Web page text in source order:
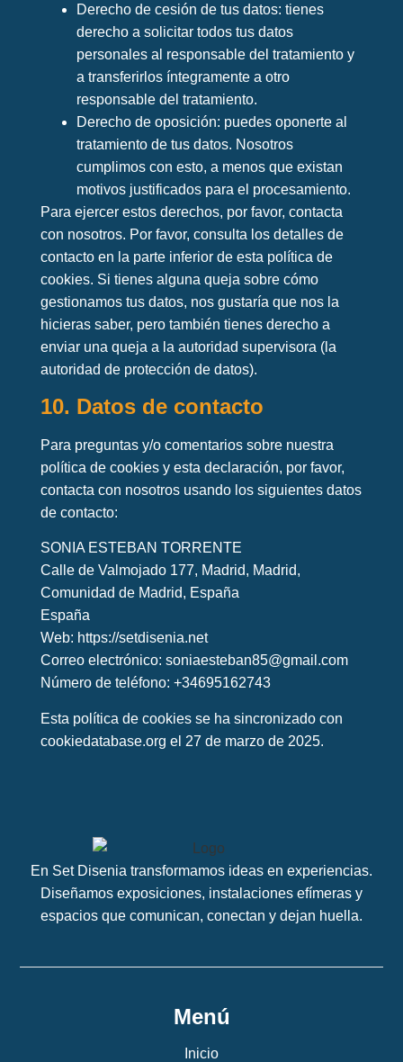
Derecho de cesión de tus datos: tienes
derecho a solicitar todos tus datos
personales al responsable del tratamiento y
a transferirlos íntegramente a otro
responsable del tratamiento.
Derecho de oposición: puedes oponerte al
tratamiento de tus datos. Nosotros
cumplimos con esto, a menos que existan
motivos justificados para el procesamiento.
Para ejercer estos derechos, por favor, contacta
con nosotros. Por favor, consulta los detalles de
contacto en la parte inferior de esta política de
cookies. Si tienes alguna queja sobre cómo
gestionamos tus datos, nos gustaría que nos la
hicieras saber, pero también tienes derecho a
enviar una queja a la autoridad supervisora (la
autoridad de protección de datos).
10. Datos de contacto
Para preguntas y/o comentarios sobre nuestra
política de cookies y esta declaración, por favor,
contacta con nosotros usando los siguientes datos
de contacto:
SONIA ESTEBAN TORRENTE
Calle de Valmojado 177, Madrid, Madrid,
Comunidad de Madrid, España
España
Web: https://setdisenia.net
Correo electrónico: soniaesteban85@gmail.com
Número de teléfono: +34695162743
Esta política de cookies se ha sincronizado con
cookiedatabase.org el 27 de marzo de 2025.
En Set Disenia transformamos ideas en experiencias.
Diseñamos exposiciones, instalaciones efímeras y
espacios que comunican, conectan y dejan huella.
Menú
Inicio